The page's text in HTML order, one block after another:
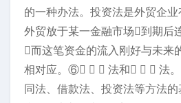
的一种办法。投资法是外贸企
外贸放于某一金融市场到期后
而这笔资金的流入刚好与未来
相对应。⑥   法和   法
同法、借款法、投资法等方法